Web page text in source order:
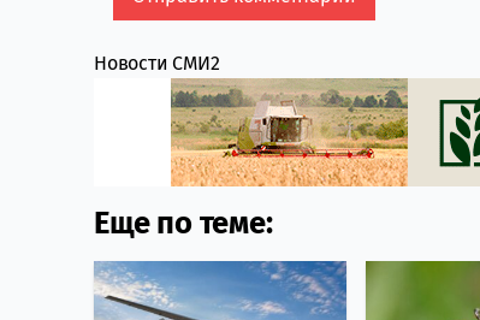
Новости СМИ2
Еще по теме: